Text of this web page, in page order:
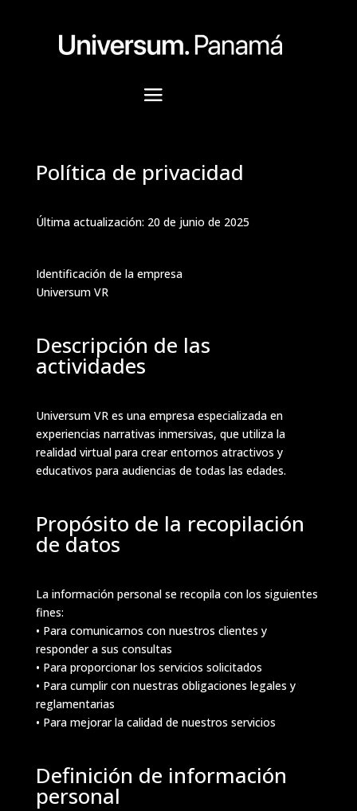
Política de privacidad
Última actualización: 20 de junio de 2025
Identificación de la empresa
Universum VR
Descripción de las
actividades
Universum VR es una empresa especializada en
experiencias narrativas inmersivas, que utiliza la
realidad virtual para crear entornos atractivos y
educativos para audiencias de todas las edades.
Propósito de la recopilación
de datos
La información personal se recopila con los siguientes
fines:
• Para comunicarnos con nuestros clientes y
responder a sus consultas
• Para proporcionar los servicios solicitados
• Para cumplir con nuestras obligaciones legales y
reglamentarias
• Para mejorar la calidad de nuestros servicios
Definición de información
personal